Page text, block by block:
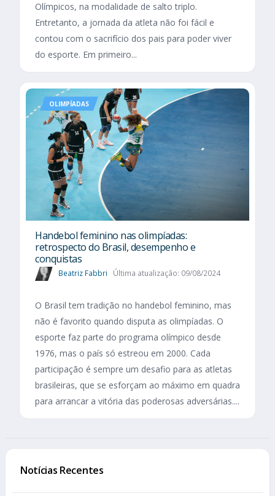
Olímpicos, na modalidade de salto triplo.
Entretanto, a jornada da atleta não foi fácil e
contou com o sacrifício dos pais para poder viver
do esporte. Em primeiro...
OLIMPÍADAS
Handebol feminino nas olimpíadas:
retrospecto do Brasil, desempenho e
conquistas
Beatriz Fabbri Última atualização: 09/08/2024
O Brasil tem tradição no handebol feminino, mas
não é favorito quando disputa as olimpíadas. O
esporte faz parte do programa olímpico desde
1976, mas o país só estreou em 2000. Cada
participação é sempre um desafio para as atletas
brasileiras, que se esforçam ao máximo em quadra
para arrancar a vitória das poderosas adversárias....
Notícias Recentes